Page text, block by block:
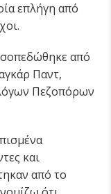
επλήγη από
από
Παντ,
Πεζοπόρων
και
από το